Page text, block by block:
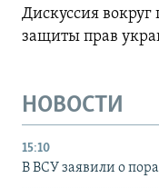
Дискуссия вокруг
защиты прав
НОВОСТИ
15:10
В ВСУ заявили о